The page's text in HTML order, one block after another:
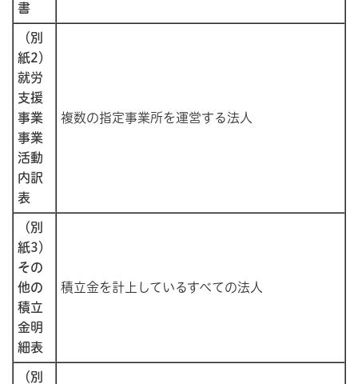
書
（別
紙2）
就労
支援
事業
事業
活動
内訳
表
複数の指定事業所を運営する法人
（別
紙3）
その
他の
積立
金明
細表
積立金を計上しているすべての法人
（別